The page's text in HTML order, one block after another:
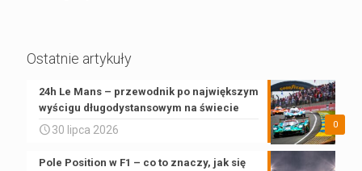
Ostatnie artykuły
0
24h Le Mans – przewodnik po największym
wyścigu długodystansowym na świecie
30 lipca 2026
Pole Position w F1 – co to znaczy, jak się